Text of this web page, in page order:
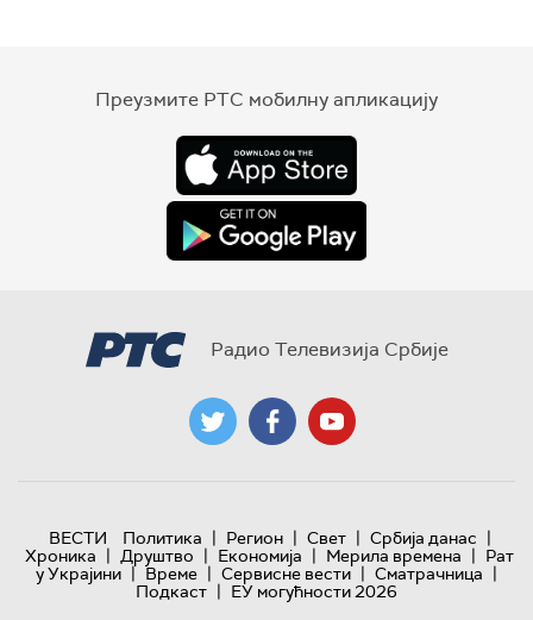
Преузмите РТС мобилну апликацију
Радио Телевизија Србије
ВЕСТИ Политика | Регион | Свет | Србија данас |
Хроника | Друштво | Економија | Мерила времена | Рат
у Украјини | Време | Сервисне вести | Сматрачница |
Подкаст | ЕУ могућности 2026